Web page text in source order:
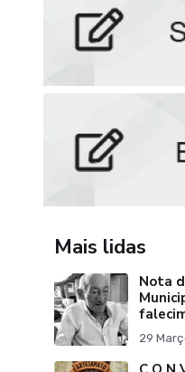
Mais lidas
Nota
Prefei
29